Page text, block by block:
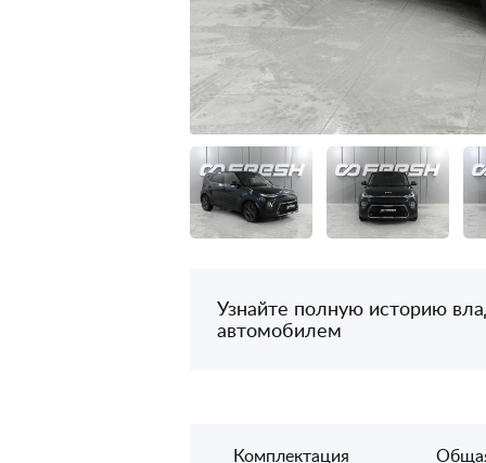
Узнайте полную историю
автомобилем
Комплектация